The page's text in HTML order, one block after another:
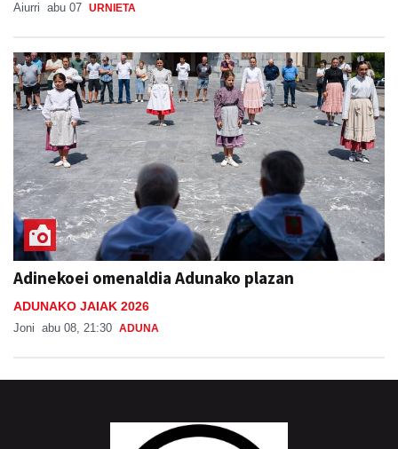
Aiurri abu 07 URNIETA
Adinekoei omenaldia Adunako plazan
ADUNAKO JAIAK 2026
Joni abu 08, 21:30 ADUNA